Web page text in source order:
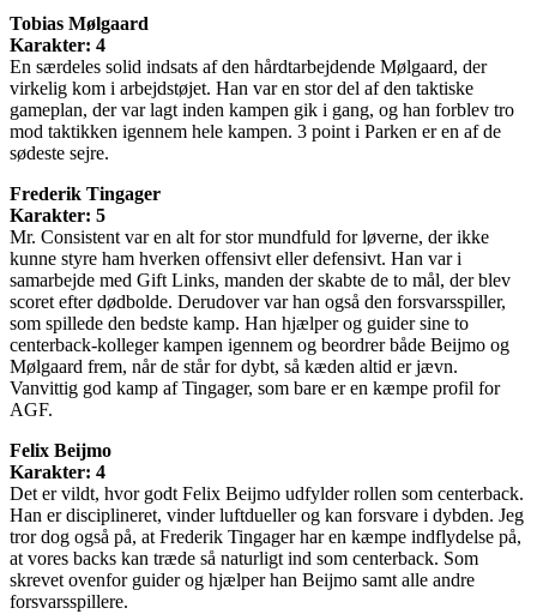
Tobias Mølgaard
Karakter: 4
En særdeles solid indsats af den hårdtarbejdende Mølgaard, der
virkelig kom i arbejdstøjet. Han var en stor del af den taktiske
gameplan, der var lagt inden kampen gik i gang, og han forblev tro
mod taktikken igennem hele kampen. 3 point i Parken er en af de
sødeste sejre.
Frederik Tingager
Karakter: 5
Mr. Consistent var en alt for stor mundfuld for løverne, der ikke
kunne styre ham hverken offensivt eller defensivt. Han var i
samarbejde med Gift Links, manden der skabte de to mål, der blev
scoret efter dødbolde. Derudover var han også den forsvarsspiller,
som spillede den bedste kamp. Han hjælper og guider sine to
centerback-kolleger kampen igennem og beordrer både Beijmo og
Mølgaard frem, når de står for dybt, så kæden altid er jævn.
Vanvittig god kamp af Tingager, som bare er en kæmpe profil for
AGF.
Felix Beijmo
Karakter: 4
Det er vildt, hvor godt Felix Beijmo udfylder rollen som centerback.
Han er disciplineret, vinder luftdueller og kan forsvare i dybden. Jeg
tror dog også på, at Frederik Tingager har en kæmpe indflydelse på,
at vores backs kan træde så naturligt ind som centerback. Som
skrevet ovenfor guider og hjælper han Beijmo samt alle andre
forsvarsspillere.